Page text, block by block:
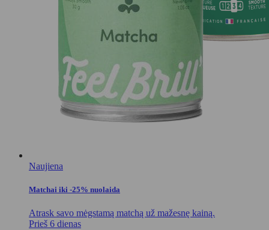
Naujiena
Matchai iki -25% nuolaida
Atrask savo mėgstamą matchą už mažesnę kainą.
Prieš 6 dienas